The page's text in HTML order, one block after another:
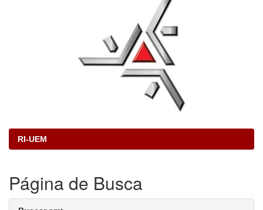
RI-UEM
Página de Busca